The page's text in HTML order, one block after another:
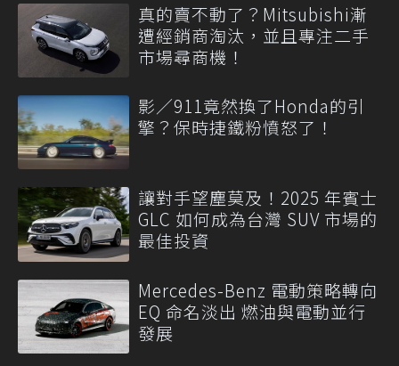
真的賣不動了？Mitsubishi漸
遭經銷商淘汰，並且專注二手
市場尋商機！
影／911竟然換了Honda的引
擎？保時捷鐵粉憤怒了！
讓對手望塵莫及！2025 年賓士
GLC 如何成為台灣 SUV 市場的
最佳投資
Mercedes-Benz 電動策略轉向
EQ 命名淡出 燃油與電動並行
發展